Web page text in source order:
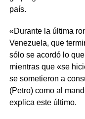
país.
«Durante la última
Venezuela, que
sólo se acordó lo
mientras que «se
se sometieron a
(Petro) como al
explica este último.